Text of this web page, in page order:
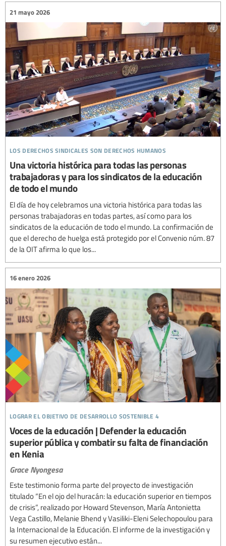
los derechos sindicales son derechos humanos
21 mayo 2026
Una victoria histórica para todas las personas
trabajadoras y para los sindicatos de la educación
de todo el mundo
El día de hoy celebramos una victoria histórica para todas las
personas trabajadoras en todas partes, así como para los
sindicatos de la educación de todo el mundo. La confirmación de
que el derecho de huelga está protegido por el Convenio núm. 87
de la OIT afirma lo que los...
lograr el objetivo de desarrollo sostenible 4
16 enero 2026
Voces de la educación | Defender la educación
superior pública y combatir su falta de financiación
en Kenia
Grace Nyongesa
Este testimonio forma parte del proyecto de investigación
titulado “En el ojo del huracán: la educación superior en tiempos
de crisis”, realizado por Howard Stevenson, María Antonietta
Vega Castillo, Melanie Bhend y Vasiliki-Eleni Selechopoulou para
la Internacional de la Educación. El informe de la investigación y
su resumen ejecutivo están...